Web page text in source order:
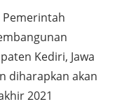
Pemerintah
Kediri, Jawa
diharapkan akan
2021